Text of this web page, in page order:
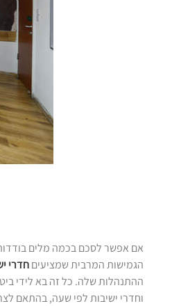
אם אפשר לסכם בכמה מלים
הגמישות המרבית שמציעיםחדרי
ההתנהלות שלה. כל זה בא לידי
וחדרי ישיבות לפי שעה, בהתאם